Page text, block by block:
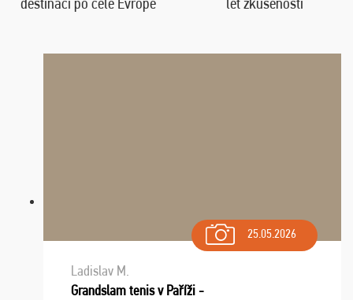
25.05.2026
Ladislav M.
Grandslam tenis v Paříži -